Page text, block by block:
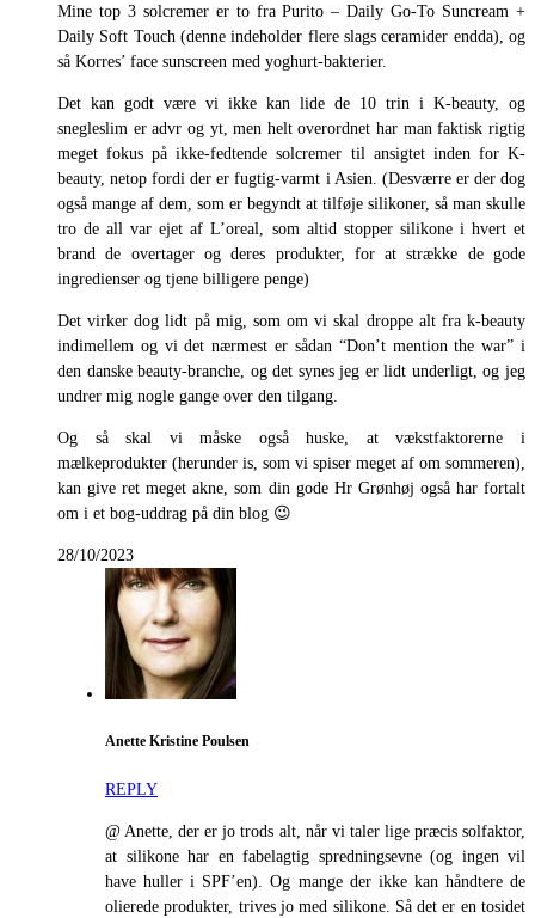
Mine top 3 solcremer er to fra Purito – Daily Go-To Suncream +
Daily Soft Touch (denne indeholder flere slags ceramider endda), og
så Korres’ face sunscreen med yoghurt-bakterier.
Det kan godt være vi ikke kan lide de 10 trin i K-beauty, og
snegleslim er advr og yt, men helt overordnet har man faktisk rigtig
meget fokus på ikke-fedtende solcremer til ansigtet inden for K-
beauty, netop fordi der er fugtig-varmt i Asien. (Desværre er der dog
også mange af dem, som er begyndt at tilføje silikoner, så man skulle
tro de all var ejet af L’oreal, som altid stopper silikone i hvert et
brand de overtager og deres produkter, for at strække de gode
ingredienser og tjene billigere penge)
Det virker dog lidt på mig, som om vi skal droppe alt fra k-beauty
indimellem og vi det nærmest er sådan “Don’t mention the war” i
den danske beauty-branche, og det synes jeg er lidt underligt, og jeg
undrer mig nogle gange over den tilgang.
Og så skal vi måske også huske, at vækstfaktorerne i
mælkeprodukter (herunder is, som vi spiser meget af om sommeren),
kan give ret meget akne, som din gode Hr Grønhøj også har fortalt
om i et bog-uddrag på din blog 😉
28/10/2023
Anette Kristine Poulsen
REPLY
@ Anette, der er jo trods alt, når vi taler lige præcis solfaktor,
at silikone har en fabelagtig spredningsevne (og ingen vil
have huller i SPF’en). Og mange der ikke kan håndtere de
olierede produkter, trives jo med silikone. Så det er en tosidet